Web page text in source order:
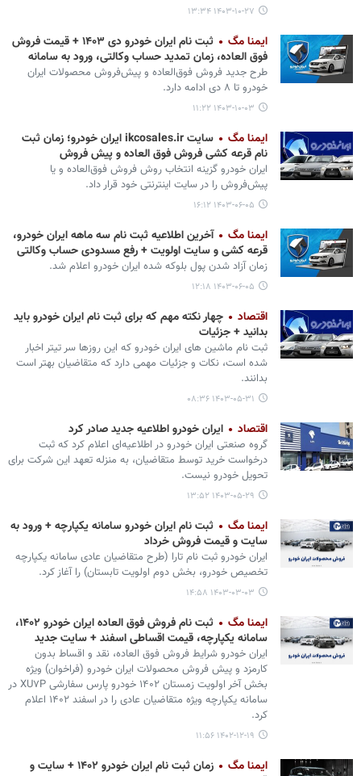
۱۴۰۳-۱۰-۲۷ ۱۳:۳۴
ایمنا مگ
ثبت نام ایران خودرو دی ۱۴۰۳ + قیمت فروش
فوق العاده، زمان تمدید حساب وکالتی، ورود به سامانه
طرح جدید فروش فوق‌العاده و پیش‌فروش محصولات ایران
خودرو تا ۸ دی ادامه دارد.
۱۴۰۳-۱۰-۰۳ ۱۱:۲۲
ایمنا مگ
سایت ikcosales.ir ایران خودرو؛ زمان ثبت
نام قرعه کشی فروش فوق العاده و پیش فروش
ایران خودرو گزینه انتخاب روش فروش فوق‌العاده و یا
پیش‌فروش را در سایت اینترنتی خود قرار داد.
۱۴۰۳-۰۶-۰۵ ۱۶:۱۲
ایمنا مگ
آخرین اطلاعیه ثبت نام سه ماهه ایران خودرو،
قرعه کشی و سایت اولویت + رفع مسدودی حساب وکالتی
زمان آزاد شدن پول بلوکه شده ایران خودرو اعلام شد.
۱۴۰۳-۰۶-۰۵ ۱۲:۱۸
اقتصاد
چهار نکته مهم که برای ثبت نام ایران‌ خودرو باید
بدانید + جزئیات
ثبت نام ماشین های ایران خودرو که این روزها سر تیتر اخبار
شده است، نکات و جزئیات مهمی دارد که متقاضیان بهتر است
بدانند.
۱۴۰۳-۰۵-۳۱ ۰۸:۳۶
اقتصاد ایران خودرو اطلاعیه جدید صادر کرد
گروه صنعتی ایران‌ خودرو در اطلاعیه‌ای اعلام کرد که ثبت
درخواست خرید توسط متقاضیان، به منزله تعهد این شرکت برای
تحویل خودرو نیست.
۱۴۰۳-۰۵-۲۹ ۱۳:۵۲
ایمنا مگ
ثبت نام ایران خودرو سامانه یکپارچه + ورود به
سایت و قیمت فروش خرداد
ایران خودرو ثبت نام تارا (طرح متقاضیان عادی سامانه یکپارچه
تخصیص خودرو، بخش دوم اولویت تابستان) را آغاز کرد.
۱۴۰۳-۰۳-۰۳ ۱۴:۵۸
ایمنا مگ
ثبت نام فروش فوق العاده ایران خودرو ۱۴۰۲،
سامانه یکپارچه، قیمت اقساطی اسفند + سایت جدید
ایران خودرو شرایط فروش فوق العاده، نقد و اقساط بدون
کارمزد و پیش فروش محصولات ایران خودرو (فراخوان) ویژه
بخش آخر اولویت زمستان ۱۴۰۲ خودرو پارس سفارشی XU۷P در
سامانه یکپارچه ویژه متقاضیان عادی را در اسفند ۱۴۰۲ اعلام
کرد.
۱۴۰۲-۱۲-۱۹ ۱۱:۵۶
ایمنا مگ
زمان ثبت نام ایران خودرو ۱۴۰۲ + سایت و